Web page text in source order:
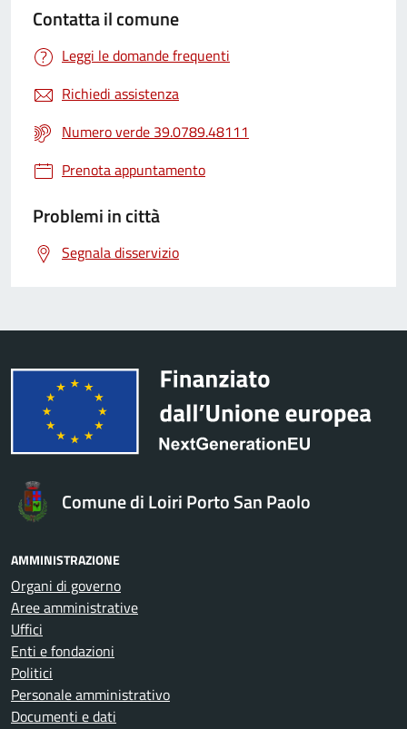
Contatta il comune
Leggi le domande frequenti
Richiedi assistenza
Numero verde 39.0789.48111
Prenota appuntamento
Problemi in città
Segnala disservizio
Comune di Loiri Porto San Paolo
AMMINISTRAZIONE
Organi di governo
Aree amministrative
Uffici
Enti e fondazioni
Politici
Personale amministrativo
Documenti e dati